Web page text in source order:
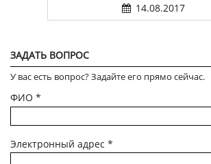
14.08.2017
ЗАДАТЬ ВОПРОС
У вас есть вопрос? Задайте его прямо сейчас.
ФИО *
Электронный адрес *